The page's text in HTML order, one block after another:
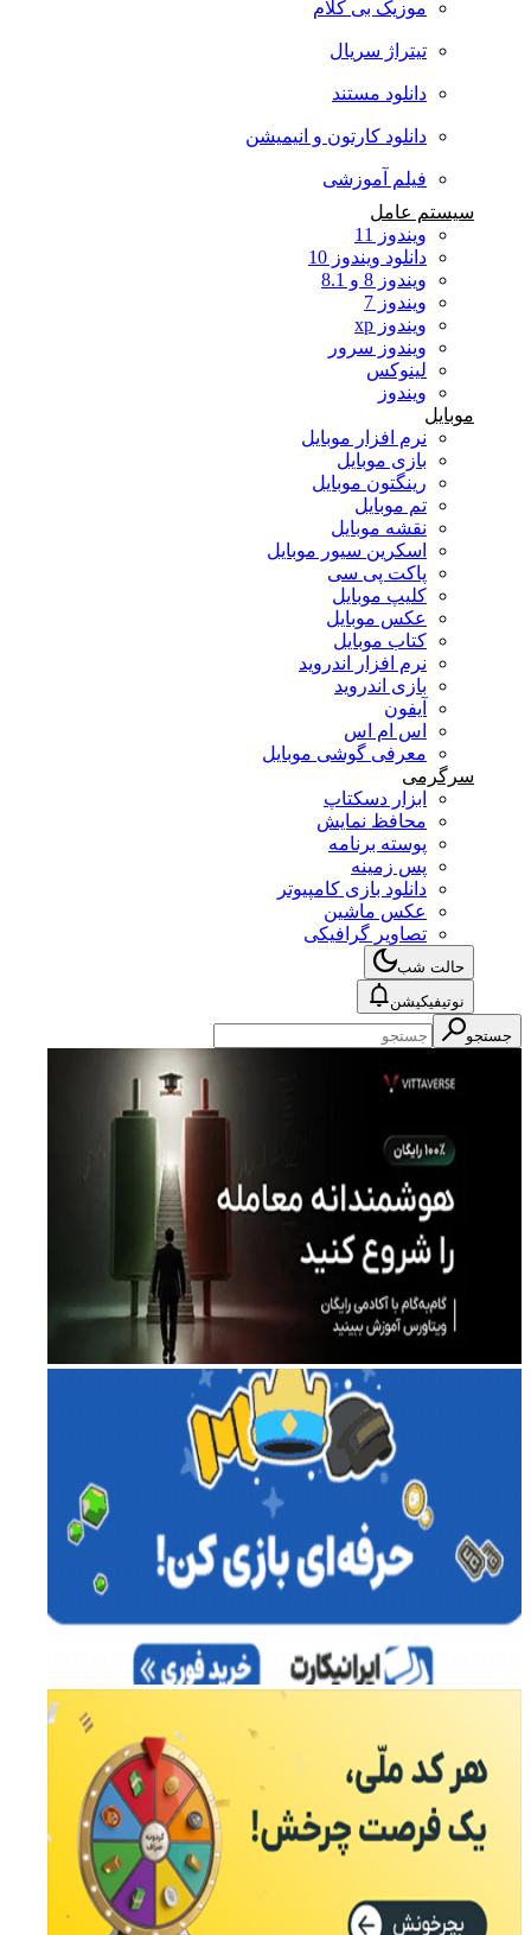
موزیک بی کلام
تیتراژ سریال
دانلود مستند
دانلود کارتون و انیمیشن
فیلم آموزشی
سیستم عامل
ویندوز 11
دانلود ویندوز 10
ویندوز 8 و 8.1
ویندوز 7
ویندوز xp
ویندوز سرور
لینوکس
ویندوز
موبایل
نرم افزار موبایل
بازی موبایل
رینگتون موبایل
تم موبایل
نقشه موبایل
اسکرین سیور موبایل
پاکت پی سی
کلیپ موبایل
عکس موبایل
کتاب موبایل
نرم افزار اندروید
بازی اندروید
آیفون
اس ام اس
معرفی گوشی موبایل
سرگرمی
ابزار دسکتاپ
محافظ نمایش
پوسته برنامه
پس زمینه
دانلود بازی کامپیوتر
عکس ماشین
تصاویر گرافیکی
حالت شب
نوتیفیکیشن
جستجو